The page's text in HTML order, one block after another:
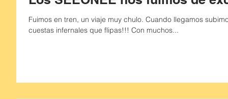
Fuimos en tren, un viaje muy chulo. Cuando llegamos subimos al pueblo con unas ¡¡¡pedazo de
cuestas infernales que flipas!!! Con muchos...